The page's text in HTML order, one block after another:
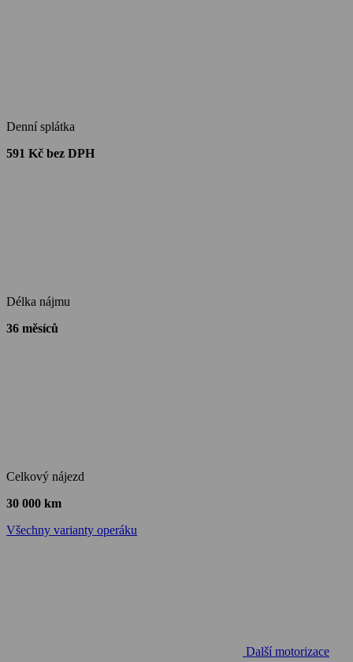
Denní splátka
591 Kč bez DPH
Délka nájmu
36 měsíců
Celkový nájezd
30 000 km
Všechny varianty operáku
Další motorizace